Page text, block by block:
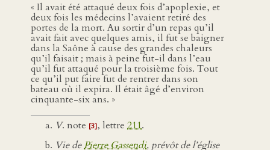
« Il avait été attaqué deux fois d’apoplexie, et
deux fois les médecins l’avaient retiré des
portes de la mort. Au sortir d’un repas qu’il
avait fait avec quelques amis, il fut se baigner
dans la Saône à cause des grandes chaleurs
qu’il faisait ; mais à peine fut-il dans l’eau
qu’il fut attaqué pour la troisième fois. Tout
ce qu’il put faire fut de rentrer dans son
bateau où il expira. Il était âgé d’environ
cinquante-six ans. »
V. note [3], lettre 211.
Vie dePierre Gassendi, prévôt de l’église